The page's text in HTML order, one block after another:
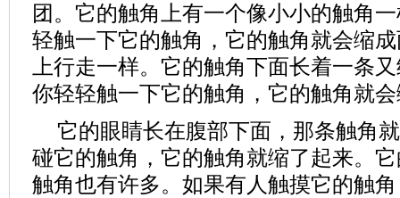
团。它的触角上有一个像小小的触角
轻触一下它的触角，它的触角就会缩
上行走一样。它的触角下面长着一条
你轻轻触一下它的触角，它的触角就
它的眼睛长在腹部下面，那条触角
碰它的触角，它的触角就缩了起来。
触角也有许多。如果有人触摸它的触